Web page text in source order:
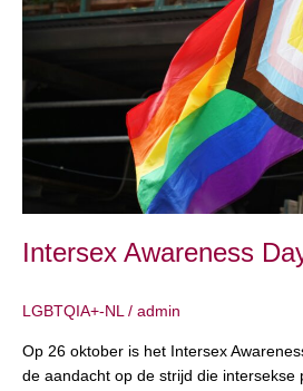
Intersex Awareness
LGBTQIA+-NL / admin
Op 26 oktober is het Intersex
de aandacht op de strijd die intersekse